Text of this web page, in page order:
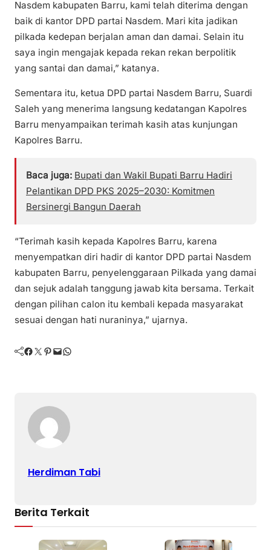
Nasdem kabupaten Barru, kami telah diterima dengan
baik di kantor DPD partai Nasdem. Mari kita jadikan
pilkada kedepan berjalan aman dan damai. Selain itu
saya ingin mengajak kepada rekan rekan berpolitik
yang santai dan damai,” katanya.
Sementara itu, ketua DPD partai Nasdem Barru, Suardi
Saleh yang menerima langsung kedatangan Kapolres
Barru menyampaikan terimah kasih atas kunjungan
Kapolres Barru.
Baca juga: Bupati dan Wakil Bupati Barru Hadiri
Pelantikan DPD PKS 2025–2030: Komitmen
Bersinergi Bangun Daerah
“Terimah kasih kepada Kapolres Barru, karena
menyempatkan diri hadir di kantor DPD partai Nasdem
kabupaten Barru, penyelenggaraan Pilkada yang damai
dan sejuk adalah tanggung jawab kita bersama. Terkait
dengan pilihan calon itu kembali kepada masyarakat
sesuai dengan hati nuraninya,” ujarnya.
Facebook Twitter Pinterest Mail WhatsApp
Herdiman Tabi
Berita Terkait